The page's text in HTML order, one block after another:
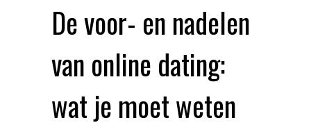
De voor- en nadelen
van online dating:
wat je moet weten